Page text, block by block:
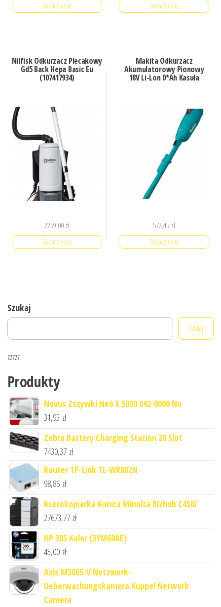
Zobacz cenę Zobacz cenę
Nilfisk Odkurzacz Plecakowy
Gd5 Back Hepa Basic Eu
(107417934)
2259,00 zł
Zobacz cenę
Makita Odkurzacz
Akumulatorowy Pionowy
18V Li-Lon 0*Ah Kasuła
572,45 zł
Zobacz cenę
Szukaj
Szukaj
zzzzz
Produkty
Novus Zszywki Ne6 X 5000 042-0000 No
31,95 zł
Zebra Battery Charging Station 20 Slot
7430,37 zł
Router TP-Link TL-WR802N
98,86 zł
Kserokopiarka Konica Minolta Bizhub C450i
27673,77 zł
HP 305 Kolor (3YM60AE)
45,00 zł
Axis M3065-V Netzwerk-
Ueberwachungskamera Kuppel Network
Camera